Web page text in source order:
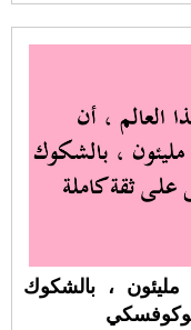
مليئون ، بالشكوك